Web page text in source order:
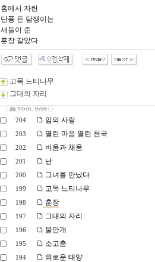
홈에서 자란
단풍 든 담쟁이는
새들이 준
훈장 같았다
고목 느티나무
그대의 자리
204 임의 사랑
203 열린 마음 열린 천국
202 비움과 채움
201 난
200 그녀를 만났다
199 고목 느티나무
198 훈장
197 그대의 자리
196 물안개
195 소고춤
194 외로운 태양